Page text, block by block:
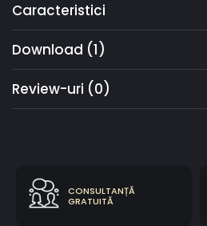
Caracteristici
Download (1)
Review-uri (0)
CONSULTANȚĂ
GRATUITĂ